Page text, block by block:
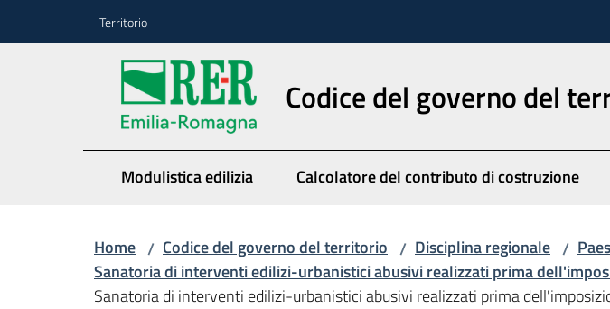
Territorio
Codice del governo del
Modulistica edilizia Calcolatore del contributo di costruzione
Home / Codice del governo del territorio / Disciplina regionale /
Sanatoria di interventi edilizi-urbanistici abusivi realizzati prima
Sanatoria di interventi edilizi-urbanistici abusivi realizzati prima